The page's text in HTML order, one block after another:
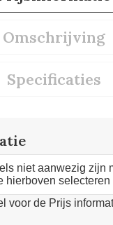
Omschrijving
Specificaties
niet aanwezig zijn
hierboven selecteren
voor de Prijs